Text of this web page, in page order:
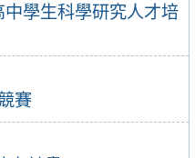
學生科學研究人才培
賽